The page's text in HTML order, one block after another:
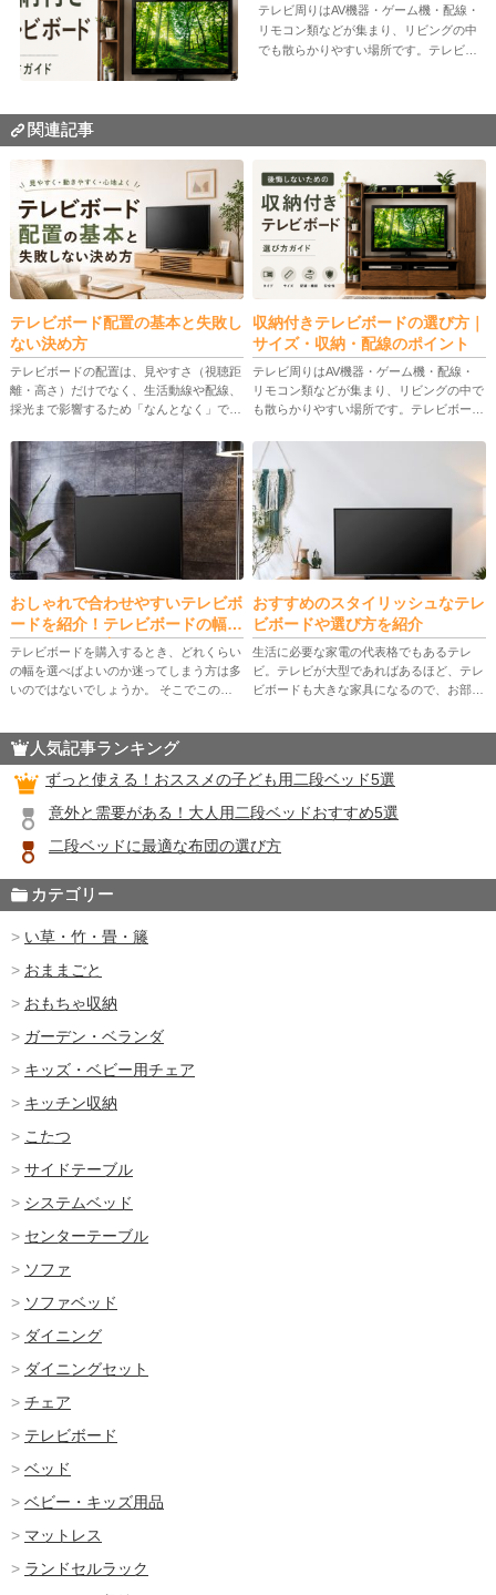
のポイント
テレビ周りはAV機器・ゲーム機・配線・
リモコン類などが集まり、リビングの中
でも散らかりやすい場所です。テレビボ
関連記事
テレビボード配置の基本と失敗し
ない決め方
テレビボードの配置は、見やすさ（視聴距
離・高さ）だけでなく、生活動線や配線、
採光まで影響するため「なんとなく」で決
置前に確認すべき前提から、基本ルール、
間取り別の配置パターン、壁掛け […]
収納付きテレビボードの選び方｜
サイズ・収納・配線のポイント
テレビ周りはAV機器・ゲーム機・配線・
リモコン類などが集まり、リビングの中で
も散らかりやすい場所です。テレビボード
だけでなく、使い勝手や安全性まで改善で
きます。 この記事では、収納タ […]
おしゃれで合わせやすいテレビボ
ードを紹介！テレビボードの幅は
どのくらいが良い？
テレビボードを購入するとき、どれくらい
の幅を選べばよいのか迷ってしまう方は多
いのではないでしょうか。 そこでこの記
な部屋にも合わせやすいおすすめ […]
おすすめのスタイリッシュなテレ
ビボードや選び方を紹介
生活に必要な家電の代表格でもあるテレ
ビ。テレビが大型であればあるほど、テレ
ビボードも大きな家具になるので、お部屋
人気記事ランキング
ずっと使える！おススメの子ども用二段ベッド5選
意外と需要がある！大人用二段ベッドおすすめ5選
二段ベッドに最適な布団の選び方
カテゴリー
い草・竹・畳・籐
おままごと
おもちゃ収納
ガーデン・ベランダ
キッズ・ベビー用チェア
キッチン収納
こたつ
サイドテーブル
システムベッド
センターテーブル
ソファ
ソファベッド
ダイニング
ダイニングセット
チェア
テレビボード
ベッド
ベビー・キッズ用品
マットレス
ランドセルラック